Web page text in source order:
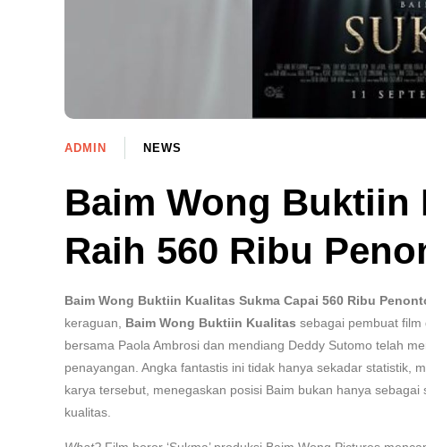
ADMIN NEWS
Baim Wong Buktiin
Raih 560 Ribu
Baim Wong Buktiin Kualitas Sukma Capai 560 Ribu
keraguan, Baim Wong Buktiin Kualitas sebagai pembuat film
bersama Paola Ambrosi dan mendiang Deddy Sutomo telah
penayangan. Angka fantastis ini tidak hanya sekadar statistik,
karya tersebut, menegaskan posisi Baim bukan hanya
kualitas.